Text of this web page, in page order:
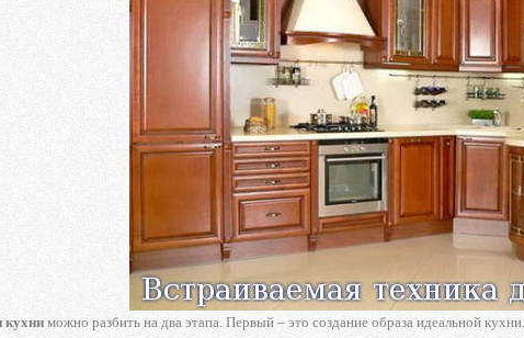
кухни можно разбить на два этапа. Первый – это создание образа идеальной